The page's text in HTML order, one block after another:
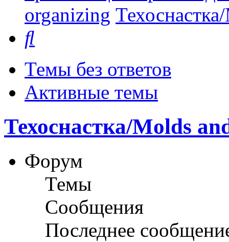
organizing
Темы без ответов
Активные темы
Техоснастка/Molds
Форум
Темы
Сообщения
Последнее